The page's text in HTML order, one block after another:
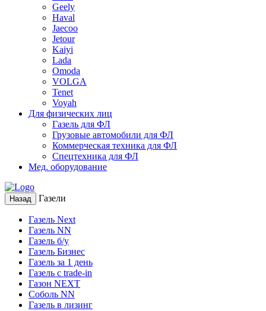
Geely
Haval
Jaecoo
Jetour
Kaiyi
Lada
Omoda
VOLGA
Tenet
Voyah
Для физических лиц
Газель для ФЛ
Грузовые автомобили для ФЛ
Коммерческая техника для ФЛ
Спецтехника для ФЛ
Мед. оборудование
Назад Газели
Газель Next
Газель NN
Газель б/у
Газель Бизнес
Газель за 1 день
Газель с trade-in
Газон NEXT
Соболь NN
Газель в лизинг